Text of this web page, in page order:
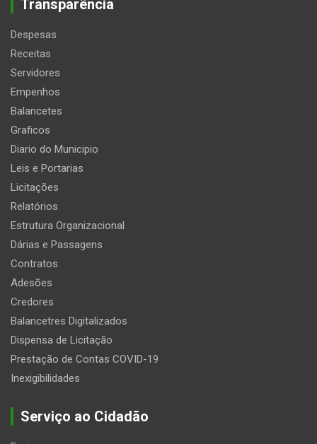
Transparência
Despesas
Receitas
Servidores
Empenhos
Balancetes
Graficos
Diario do Municipio
Leis e Portarias
Licitações
Relatórios
Estrutura Organizacional
Dárias e Passagens
Contratos
Adesões
Credores
Balancetres Digitalizados
Dispensa de Licitação
Prestação de Contas COVID-19
Inexigibilidades
Serviço ao Cidadão